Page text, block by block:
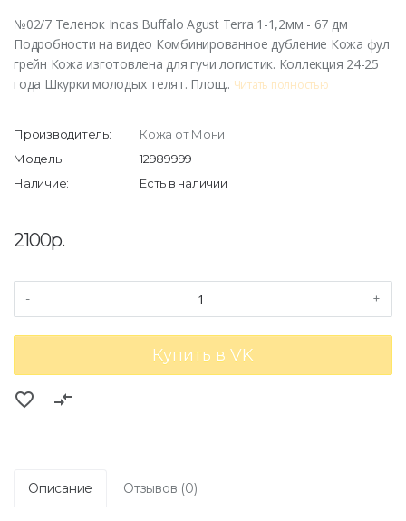
№02/7 Теленок Incas Buffalo Agust Terra 1-1,2мм - 67 дм
Подробности на видео Комбинированное дубление Кожа фул
грейн Кожа изготовлена для гучи логистик. Коллекция 24-25
года Шкурки молодых телят. Площ.. Читать полностью
Производитель:
Кожа от Мони
Модель:
12989999
Наличие:
Есть в наличии
2100р.
- +
Купить в VK
favorite_border compare_arrows
Описание Отзывов (0)